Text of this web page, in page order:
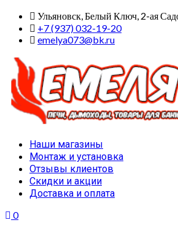
Skip
content
Ульяновск, Белый Ключ, 2-ая
+7 (937) 032-19-20
emelya073@bk.ru
Primary
Menu
Наши магазины
Монтаж и установка
Отзывы клиентов
Скидки и акции
Доставка и оплата
0